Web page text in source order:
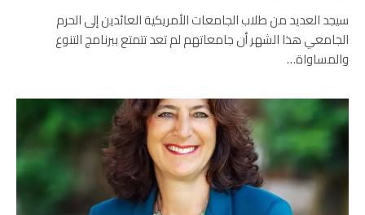
سيجد العديد من طلاب الجامعات الأمريكية العائدين إلى الحرم
الجامعي هذا الشهر أن جامعاتهم لم تعد تتمتع ببرنامج التنوع
والمساواة…